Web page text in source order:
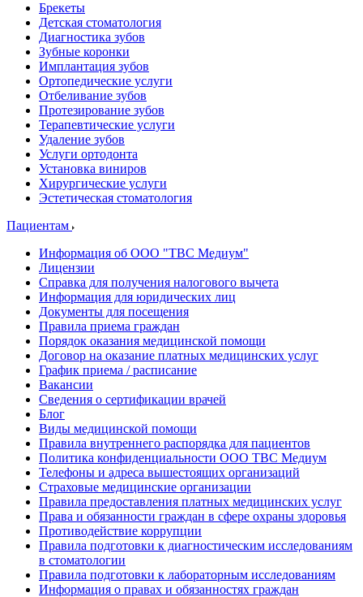
Брекеты
Детская стоматология
Диагностика зубов
Зубные коронки
Имплантация зубов
Ортопедические услуги
Отбеливание зубов
Протезирование зубов
Терапевтические услуги
Удаление зубов
Услуги ортодонта
Установка виниров
Хирургические услуги
Эстетическая стоматология
Пациентам
Информация об ООО "ТВС Медиум"
Лицензии
Справка для получения налогового вычета
Информация для юридических лиц
Документы для посещения
Правила приема граждан
Порядок оказания медицинской помощи
Договор на оказание платных медицинских услуг
График приема / расписание
Вакансии
Сведения о сертификации врачей
Блог
Виды медицинской помощи
Правила внутреннего распорядка для пациентов
Политика конфиденциальности ООО ТВС Медиум
Телефоны и адреса вышестоящих организаций
Страховые медицинские организации
Правила предоставления платных медицинских услуг
Права и обязанности граждан в сфере охраны здоровья
Противодействие коррупции
Правила подготовки к диагностическим исследованиям
в стоматологии
Правила подготовки к лабораторным исследованиям
Информация о правах и обязанностях граждан